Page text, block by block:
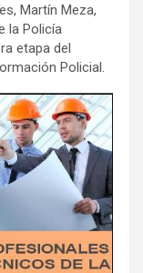
Martín Meza,
la Policía
etapa del
Policial.